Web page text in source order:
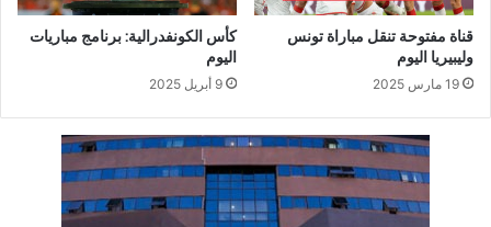
قناة مفتوحة تنقل مباراة تونس
وليبيريا اليوم
19 مارس 2025
كأس الكونفدرالية: برنامج مباريات
اليوم
9 أبريل 2025